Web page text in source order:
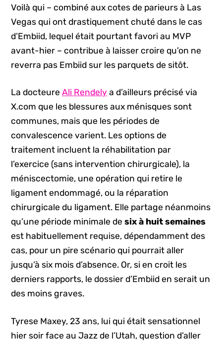
Voilà qui – combiné aux cotes de parieurs à Las
Vegas qui ont drastiquement chuté dans le cas
d’Embiid, lequel était pourtant favori au MVP
avant-hier – contribue à laisser croire qu’on ne
reverra pas Embiid sur les parquets de sitôt.
La docteureAli Rendely a d’ailleurs précisé via
X.com que les blessures aux ménisques sont
communes, mais que les périodes de
convalescence varient. Les options de
traitement incluent la réhabilitation par
l’exercice (sans intervention chirurgicale), la
méniscectomie, une opération qui retire le
ligament endommagé, ou la réparation
chirurgicale du ligament. Elle partage néanmoins
qu’une période minimale desix à huit semaines
est habituellement requise, dépendamment des
cas, pour un pire scénario qui pourrait aller
jusqu’à six mois d’absence. Or, si en croit les
derniers rapports, le dossier d’Embiid en serait un
des moins graves.
Tyrese Maxey, 23 ans, lui qui était sensationnel
hier soir face au Jazz de l’Utah, question d’aller